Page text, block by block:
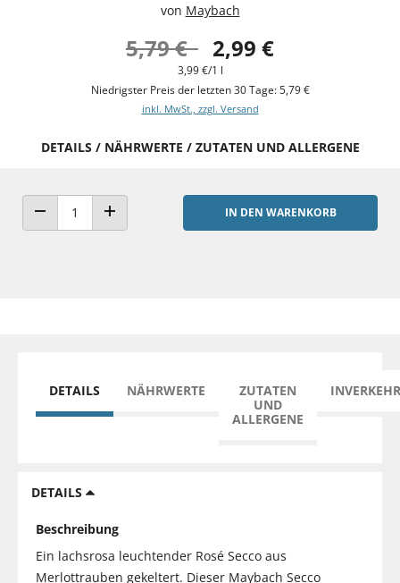
von Maybach
5,79 € 2,99 €
3,99 €/1 l
Niedrigster Preis der letzten 30 Tage: 5,79 €
inkl. MwSt., zzgl. Versand
DETAILS / NÄHRWERTE / ZUTATEN UND ALLERGENE
ANZAHL VERRINGERNANZAHL ERHÖHEN
IN DEN WARENKORB
DETAILS NÄHRWERTE
ZUTATEN
UND
ALLERGENE
DETAILS
Beschreibung
Ein lachsrosa leuchtender Rosé Secco aus
Merlottrauben gekeltert. Dieser Maybach Secco